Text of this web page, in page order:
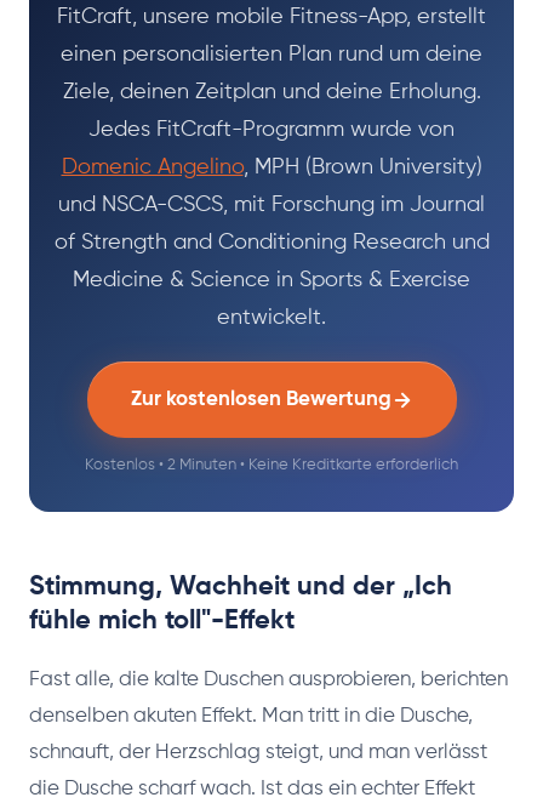
FitCraft, unsere mobile Fitness-App, erstellt
einen personalisierten Plan rund um deine
Ziele, deinen Zeitplan und deine Erholung.
Jedes FitCraft-Programm wurde von
Domenic Angelino, MPH (Brown University)
und NSCA-CSCS, mit Forschung im Journal
of Strength and Conditioning Research und
Medicine & Science in Sports & Exercise
entwickelt.
Zur kostenlosen Bewertung
Kostenlos • 2 Minuten • Keine Kreditkarte erforderlich
Stimmung, Wachheit und der „Ich
fühle mich toll"-Effekt
Fast alle, die kalte Duschen ausprobieren, berichten
denselben akuten Effekt. Man tritt in die Dusche,
schnauft, der Herzschlag steigt, und man verlässt
die Dusche scharf wach. Ist das ein echter Effekt